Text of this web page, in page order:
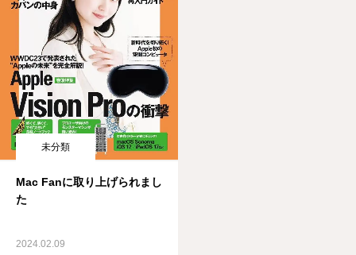
未分類
Mac Fanに取り上げられまし
た
2024.02.09